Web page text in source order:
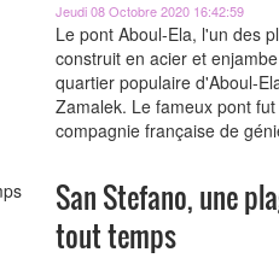
Jeudi 08 Octobre 2020 16:42:59
Le pont Aboul-Ela, l'un des
construit en acier et
quartier populaire d'Aboul-
Zamalek. Le fameux pont
compagnie française de
San Stefano, une
tout temps